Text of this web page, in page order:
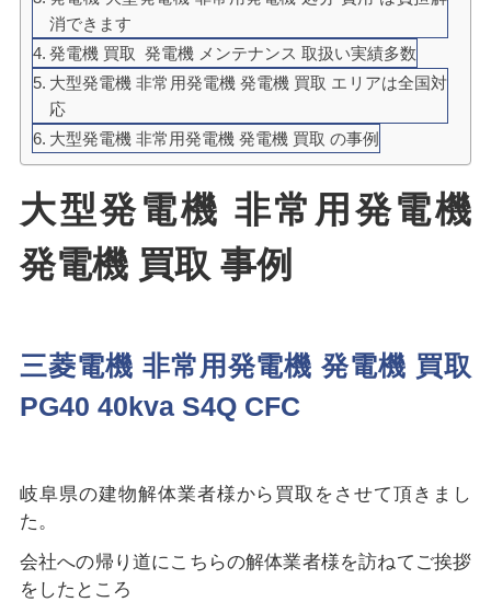
消できます
発電機 買取 発電機 メンテナンス 取扱い実績多数
大型発電機 非常用発電機 発電機 買取 エリアは全国対
応
大型発電機 非常用発電機 発電機 買取 の事例
大型発電機 非常用発電機
発電機 買取 事例
三菱電機 非常用発電機 発電機 買取
PG40 40kva S4Q CFC
岐阜県の建物解体業者様から買取をさせて頂きまし
た。
会社への帰り道にこちらの解体業者様を訪ねてご挨拶
をしたところ